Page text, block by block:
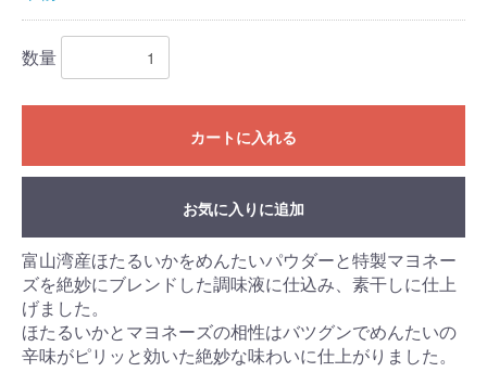
数量
カートに入れる
お気に入りに追加
富山湾産ほたるいかをめんたいパウダーと特製マヨネー
ズを絶妙にブレンドした調味液に仕込み、素干しに仕上
げました。
ほたるいかとマヨネーズの相性はバツグンでめんたいの
辛味がピリッと効いた絶妙な味わいに仕上がりました。